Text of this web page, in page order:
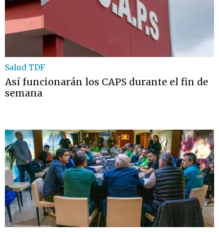
Salud TDF
Así funcionarán los CAPS durante el fin de
semana